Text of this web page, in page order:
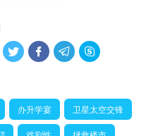
   
办升学宴 卫星太空交锋